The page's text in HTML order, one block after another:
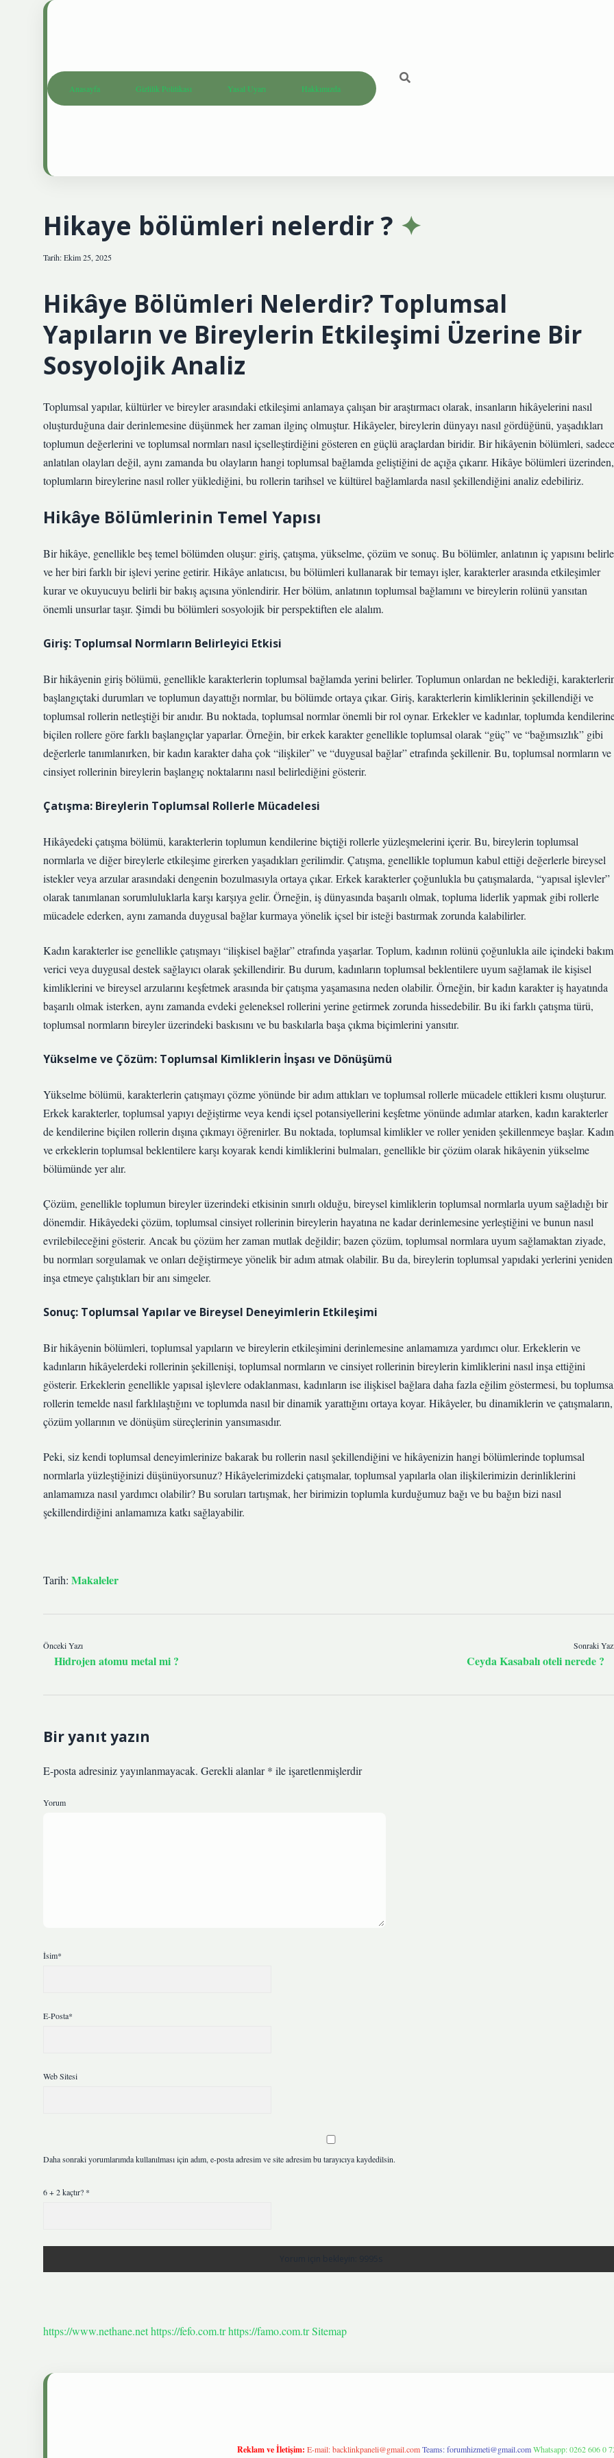
Anasayfa Gizlilik Politikası Yasal Uyarı Hakkımızda
Hikaye bölümleri nelerdir ?
Tarih: Ekim 25, 2025
Hikâye Bölümleri Nelerdir? Toplumsal
Yapıların ve Bireylerin Etkileşimi Üzerine Bir
Sosyolojik Analiz
Toplumsal yapılar, kültürler ve bireyler arasındaki etkileşimi anlamaya çalışan bir araştırmacı olarak, insanların hikâyelerini nasıl
oluşturduğuna dair derinlemesine düşünmek her zaman ilginç olmuştur. Hikâyeler, bireylerin dünyayı nasıl gördüğünü, yaşadıkları
toplumun değerlerini ve toplumsal normları nasıl içselleştirdiğini gösteren en güçlü araçlardan biridir. Bir hikâyenin bölümleri, sadece
anlatılan olayları değil, aynı zamanda bu olayların hangi toplumsal bağlamda geliştiğini de açığa çıkarır. Hikâye bölümleri üzerinden,
toplumların bireylerine nasıl roller yüklediğini, bu rollerin tarihsel ve kültürel bağlamlarda nasıl şekillendiğini analiz edebiliriz.
Hikâye Bölümlerinin Temel Yapısı
Bir hikâye, genellikle beş temel bölümden oluşur: giriş, çatışma, yükselme, çözüm ve sonuç. Bu bölümler, anlatının iç yapısını
ve her biri farklı bir işlevi yerine getirir. Hikâye anlatıcısı, bu bölümleri kullanarak bir temayı işler, karakterler arasında etkileşimler
kurar ve okuyucuyu belirli bir bakış açısına yönlendirir. Her bölüm, anlatının toplumsal bağlamını ve bireylerin rolünü yansıtan
önemli unsurlar taşır. Şimdi bu bölümleri sosyolojik bir perspektiften ele alalım.
Giriş: Toplumsal Normların Belirleyici Etkisi
Bir hikâyenin giriş bölümü, genellikle karakterlerin toplumsal bağlamda yerini belirler. Toplumun onlardan ne beklediği,
başlangıçtaki durumları ve toplumun dayattığı normlar, bu bölümde ortaya çıkar. Giriş, karakterlerin kimliklerinin şekillendiği ve
toplumsal rollerin netleştiği bir anıdır. Bu noktada, toplumsal normlar önemli bir rol oynar. Erkekler ve kadınlar, toplumda
biçilen rollere göre farklı başlangıçlar yaparlar. Örneğin, bir erkek karakter genellikle toplumsal olarak “güç” ve “bağımsızlık” gibi
değerlerle tanımlanırken, bir kadın karakter daha çok “ilişkiler” ve “duygusal bağlar” etrafında şekillenir. Bu, toplumsal normların ve
cinsiyet rollerinin bireylerin başlangıç noktalarını nasıl belirlediğini gösterir.
Çatışma: Bireylerin Toplumsal Rollerle Mücadelesi
Hikâyedeki çatışma bölümü, karakterlerin toplumun kendilerine biçtiği rollerle yüzleşmelerini içerir. Bu, bireylerin toplumsal
normlarla ve diğer bireylerle etkileşime girerken yaşadıkları gerilimdir. Çatışma, genellikle toplumun kabul ettiği değerlerle bireysel
istekler veya arzular arasındaki dengenin bozulmasıyla ortaya çıkar. Erkek karakterler çoğunlukla bu çatışmalarda, “yapısal işlevler”
olarak tanımlanan sorumluluklarla karşı karşıya gelir. Örneğin, iş dünyasında başarılı olmak, topluma liderlik yapmak gibi rollerle
mücadele ederken, aynı zamanda duygusal bağlar kurmaya yönelik içsel bir isteği bastırmak zorunda kalabilirler.
Kadın karakterler ise genellikle çatışmayı “ilişkisel bağlar” etrafında yaşarlar. Toplum, kadının rolünü çoğunlukla aile içindeki bakım
verici veya duygusal destek sağlayıcı olarak şekillendirir. Bu durum, kadınların toplumsal beklentilere uyum sağlamak ile kişisel
kimliklerini ve bireysel arzularını keşfetmek arasında bir çatışma yaşamasına neden olabilir. Örneğin, bir kadın karakter iş hayatında
başarılı olmak isterken, aynı zamanda evdeki geleneksel rollerini yerine getirmek zorunda hissedebilir. Bu iki farklı çatışma türü,
toplumsal normların bireyler üzerindeki baskısını ve bu baskılarla başa çıkma biçimlerini yansıtır.
Yükselme ve Çözüm: Toplumsal Kimliklerin İnşası ve Dönüşümü
Yükselme bölümü, karakterlerin çatışmayı çözme yönünde bir adım attıkları ve toplumsal rollerle mücadele ettikleri kısmı oluşturur.
Erkek karakterler, toplumsal yapıyı değiştirme veya kendi içsel potansiyellerini keşfetme yönünde adımlar atarken, kadın karakterler
de kendilerine biçilen rollerin dışına çıkmayı öğrenirler. Bu noktada, toplumsal kimlikler ve roller yeniden şekillenmeye başlar. Kadın
ve erkeklerin toplumsal beklentilere karşı koyarak kendi kimliklerini bulmaları, genellikle bir çözüm olarak hikâyenin yükselme
bölümünde yer alır.
Çözüm, genellikle toplumun bireyler üzerindeki etkisinin sınırlı olduğu, bireysel kimliklerin toplumsal normlarla uyum sağladığı bir
dönemdir. Hikâyedeki çözüm, toplumsal cinsiyet rollerinin bireylerin hayatına ne kadar derinlemesine yerleştiğini ve bunun nasıl
evrilebileceğini gösterir. Ancak bu çözüm her zaman mutlak değildir; bazen çözüm, toplumsal normlara uyum sağlamaktan ziyade,
bu normları sorgulamak ve onları değiştirmeye yönelik bir adım atmak olabilir. Bu da, bireylerin toplumsal yapıdaki yerlerini yeniden
inşa etmeye çalıştıkları bir anı simgeler.
Sonuç: Toplumsal Yapılar ve Bireysel Deneyimlerin Etkileşimi
Bir hikâyenin bölümleri, toplumsal yapıların ve bireylerin etkileşimini derinlemesine anlamamıza yardımcı olur. Erkeklerin ve
kadınların hikâyelerdeki rollerinin şekillenişi, toplumsal normların ve cinsiyet rollerinin bireylerin kimliklerini nasıl inşa ettiğini
gösterir. Erkeklerin genellikle yapısal işlevlere odaklanması, kadınların ise ilişkisel bağlara daha fazla eğilim göstermesi, bu
rollerin temelde nasıl farklılaştığını ve toplumda nasıl bir dinamik yarattığını ortaya koyar. Hikâyeler, bu dinamiklerin ve çatışmaların,
çözüm yollarının ve dönüşüm süreçlerinin yansımasıdır.
Peki, siz kendi toplumsal deneyimlerinize bakarak bu rollerin nasıl şekillendiğini ve hikâyenizin hangi bölümlerinde toplumsal
normlarla yüzleştiğinizi düşünüyorsunuz? Hikâyelerimizdeki çatışmalar, toplumsal yapılarla olan ilişkilerimizin derinliklerini
anlamamıza nasıl yardımcı olabilir? Bu soruları tartışmak, her birimizin toplumla kurduğumuz bağı ve bu bağın bizi nasıl
şekillendirdiğini anlamamıza katkı sağlayabilir.
Tarih: Makaleler
Önceki Yazı
Hidrojen atomu metal mi ?
Sonraki
Ceyda Kasabalı oteli nerede ?
Bir yanıt yazın
E-posta adresiniz yayınlanmayacak. Gerekli alanlar* ile işaretlenmişlerdir
Yorum
İsim*
E-Posta*
Web Sitesi
Daha sonraki yorumlarımda kullanılması için adım, e-posta adresim ve site adresim bu tarayıcıya kaydedilsin.
6 + 2 kaçtır? *
https://www.nethane.nethttps://fefo.com.trhttps://famo.com.trSitemap
Reklam ve İletişim: E-mail:backlinkpaneli@gmail.comTeams:forumhizmeti@gmail.comWhatsapp: 0262 606 0